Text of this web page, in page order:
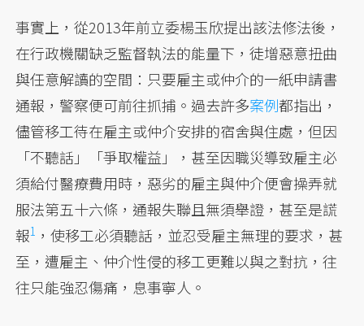
事實上，從2013年前立委楊玉欣提出該法修法後，
在行政機關缺乏監督執法的能量下，徒增惡意扭曲
與任意解讀的空間：只要雇主或仲介的一紙申請書
通報，警察便可前往抓捕。過去許多案例都指出，
儘管移工待在雇主或仲介安排的宿舍與住處，但因
「不聽話」「爭取權益」，甚至因職災導致雇主必
須給付醫療費用時，惡劣的雇主與仲介便會操弄就
服法第五十六條，通報失聯且無須舉證，甚至是謊
報1 ，使移工必須聽話，並忍受雇主無理的要求，甚
至，遭雇主、仲介性侵的移工更難以與之對抗，往
往只能強忍傷痛，息事寧人。